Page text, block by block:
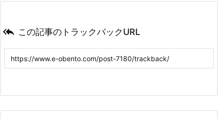
 この記事のトラックバックURL